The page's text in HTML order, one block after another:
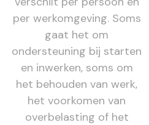
per werkomgeving. Soms
gaat het om
ondersteuning bij starten
en inwerken, soms om
het behouden van werk,
het voorkomen van
overbelasting of het